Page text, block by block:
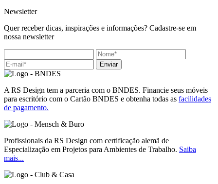
Newsletter
Quer receber dicas, inspirações e informações? Cadastre-se em
nossa newsletter
Enviar
A RS Design tem a parceria com o BNDES. Financie seus móveis
para escritório com o Cartão BNDES e obtenha todas as facilidades
de pagamento.
Profissionais da RS Design com certificação alemã de
Especialização em Projetos para Ambientes de Trabalho. Saiba
mais...